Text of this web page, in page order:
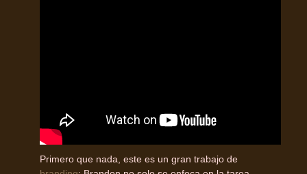
Primero que nada, este es un gran trabajo de